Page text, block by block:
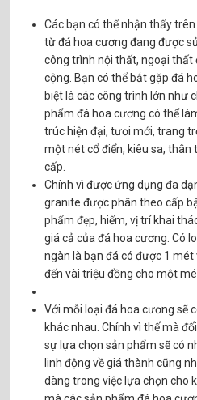
Các bạn có thể nhận thấy
từ đá hoa cương đang được
công trình nội thất, ngoại thất
cộng. Bạn có thể bắt gặp đá
biệt là các công trình lớn như
phẩm đá hoa cương có thể
trúc hiện đại, tươi mới, trang
một nét cổ điển, kiêu sa, thân
cấp.
Chính vì được ứng dụng đa
granite được phân theo cấp
phẩm đẹp, hiếm, vị trí khai
giá cả của đá hoa cương. Có
ngàn là bạn đá có được 1
đến vài triệu đồng cho một
Với mỗi loại đá hoa cương sẽ
khác nhau. Chính vì thế mà
sự lựa chọn sản phẩm sẽ có
linh động về giá thành cũng
dàng trong việc lựa chọn cho